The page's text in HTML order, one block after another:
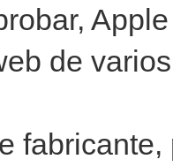
de